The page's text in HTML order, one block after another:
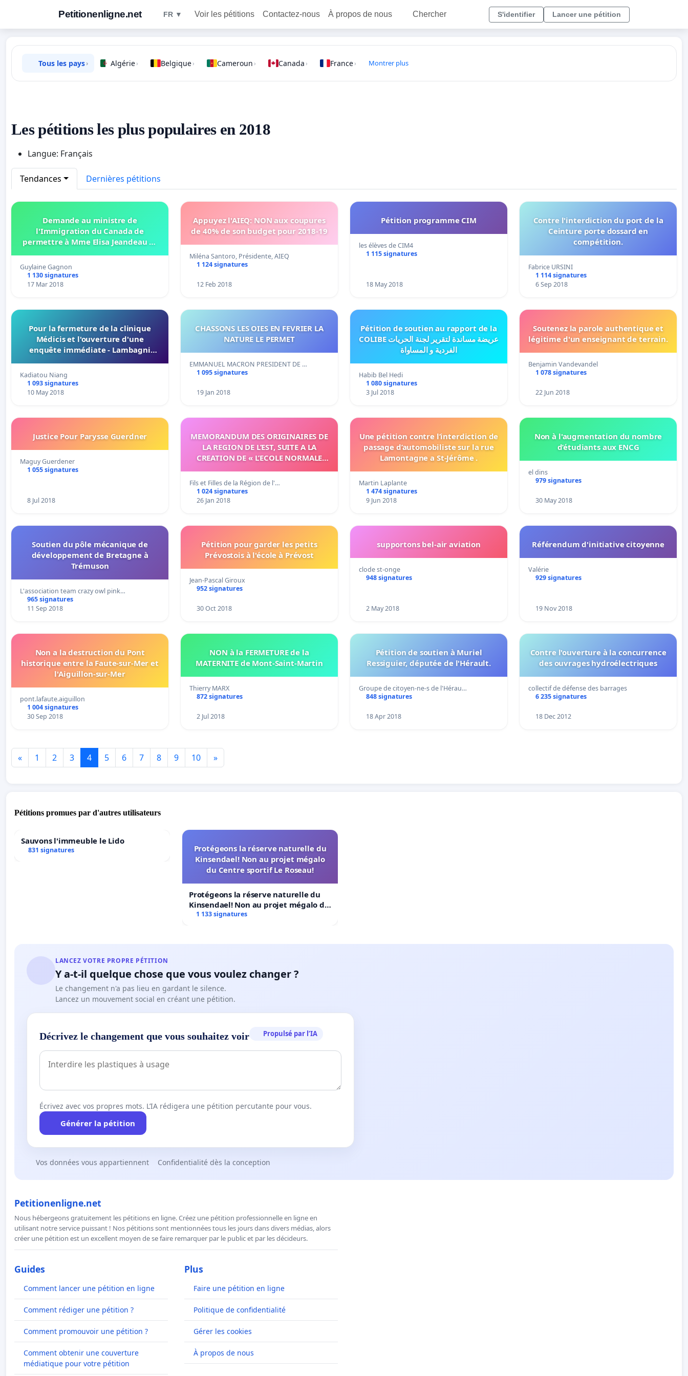
Petitionenligne.net FR ▼ Voir les pétitions Contactez-nous À propos de nous Chercher S'identifier Lancer une pétition
Tous les pays› Algérie› Belgique› Cameroun › Canada › France› Montrer plus
Les pétitions les plus populaires en 2018
Langue: Français
Tendances Dernières pétitions
Demande au ministre de
l'Immigration du Canada de
permettre à Mme Elisa Jeandeau et
des motifs humanitaires
Guylaine Gagnon
1 130 signatures
17 Mar 2018
Appuyez l'AIEQ: NON aux coupures
de 40% de son budget pour 2018-19
Miléna Santoro, Présidente, AIEQ
1 124 signatures
12 Feb 2018
Pétition programme CIM
les élèves de CIM4
1 115 signatures
18 May 2018
Contre l'interdiction du port de la
Ceinture porte dossard en
compétition.
Fabrice URSINI
1 114 signatures
6 Sep 2018
Pour la fermeture de la clinique
Médicis et l'ouverture d'une
enquête immédiate - Lambagni
Kadiatou Niang
1 093 signatures
10 May 2018
CHASSONS LES OIES EN FEVRIER LA
NATURE LE PERMET
EMMANUEL MACRON PRESIDENT DE …
1 095 signatures
19 Jan 2018
Pétition de soutien au rapport de la
COLIBE عريضة مساندة لتقرير لجنة الحريات
الفردية و المساواة
Habib Bel Hedi
1 080 signatures
3 Jul 2018
Soutenez la parole authentique et
légitime d'un enseignant de terrain.
Benjamin Vandevandel
1 078 signatures
22 Jun 2018
Justice Pour Parysse Guerdner
Maguy Guerdener
1 055 signatures
8 Jul 2018
MEMORANDUM DES ORIGINAIRES DE
LA REGION DE L’EST, SUITE A LA
CREATION DE « L’ECOLE NORMALE
NGAOUNDERE A BERTOUA ».
Fils et Filles de la Région de l'…
1 024 signatures
26 Jan 2018
Une pétition contre l’interdiction de
passage d’automobiliste sur la rue
Lamontagne a St-Jérôme .
Martin Laplante
1 474 signatures
9 Jun 2018
Non à l'augmentation du nombre
d’étudiants aux ENCG
el dins
979 signatures
30 May 2018
Soutien du pôle mécanique de
développement de Bretagne à
Trémuson
L'association team crazy owl pink…
965 signatures
11 Sep 2018
Pétition pour garder les petits
Prévostois à l'école à Prévost
Jean-Pascal Giroux
952 signatures
30 Oct 2018
supportons bel-air aviation
clode st-onge
948 signatures
2 May 2018
Référendum d'initiative citoyenne
Valérie
929 signatures
19 Nov 2018
Non a la destruction du Pont
historique entre la Faute-sur-Mer et
l'Aiguillon-sur-Mer
pont.lafaute.aiguillon
1 004 signatures
30 Sep 2018
NON à la FERMETURE de la
MATERNITE de Mont-Saint-Martin
Thierry MARX
872 signatures
2 Jul 2018
Pétition de soutien à Muriel
Ressiguier, députée de l'Hérault.
Groupe de citoyen-ne-s de l'Hérau…
848 signatures
18 Apr 2018
Contre l'ouverture à la concurrence
des ouvrages hydroélectriques
collectif de défense des barrages
6 235 signatures
18 Dec 2012
« 1 2 3 4 5 6 7 8 9 10 »
Pétitions promues par d'autres utilisateurs
Sauvons l'immeuble le Lido
831 signatures
Protégeons la réserve naturelle du
Kinsendael! Non au projet mégalo
du Centre sportif Le Roseau!
Protégeons la réserve naturelle du
Kinsendael! Non au projet mégalo du
Centre sportif Le Roseau!
1 133 signatures
LANCEZ VOTRE PROPRE PÉTITION
Y a-t-il quelque chose que vous voulez changer ?
Le changement n'a pas lieu en gardant le silence.
Lancez un mouvement social en créant une pétition.
Décrivez le changement que vous souhaitez voir Propulsé par l’IA
Écrivez avec vos propres mots. L’IA rédigera une pétition percutante pour vous.
Générer la pétition
Vos données vous appartiennent Confidentialité dès la conception
Petitionenligne.net
Nous hébergeons gratuitement les pétitions en ligne. Créez une pétition professionnelle en ligne en
utilisant notre service puissant ! Nos pétitions sont mentionnées tous les jours dans divers médias, alors
créer une pétition est un excellent moyen de se faire remarquer par le public et par les décideurs.
Guides
Comment lancer une pétition en ligne
Comment rédiger une pétition ?
Comment promouvoir une pétition ?
Comment obtenir une couverture
médiatique pour votre pétition
Plus
Faire une pétition en ligne
Politique de confidentialité
Gérer les cookies
À propos de nous